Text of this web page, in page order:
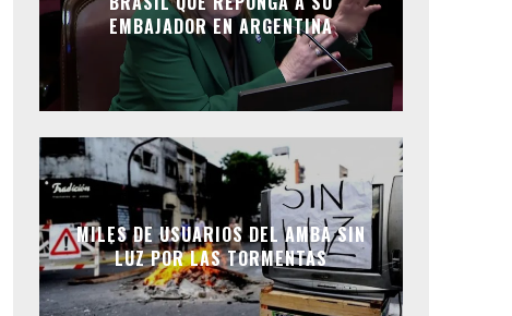
EMBAJADOR EN ARGENTINA
MILES DE USUARIOS DEL AMBA SIN
LUZ POR LAS TORMENTAS